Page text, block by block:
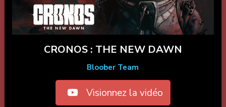
CRONOS : THE NEW DAWN
Bloober Team
Visionnez la vidéo